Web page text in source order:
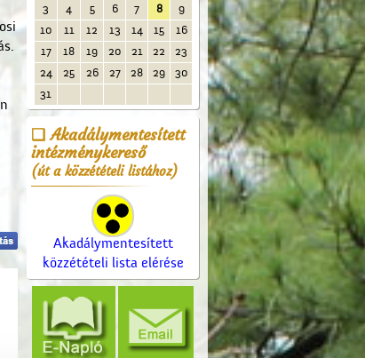
3
4 5 6 7 8
9
10
11 12 13 14 15
16
17
18 19 20 21 22
23
24
25 26 27 28 29
30
31
Akadálymentesített
intézménykereső
(út a közzétételi listához)
Akadálymentesített
közzétételi lista elérése